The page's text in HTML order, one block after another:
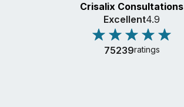
Avaliações dos pacientes
Crisalix Consultations
Excellent4.9
75239ratings